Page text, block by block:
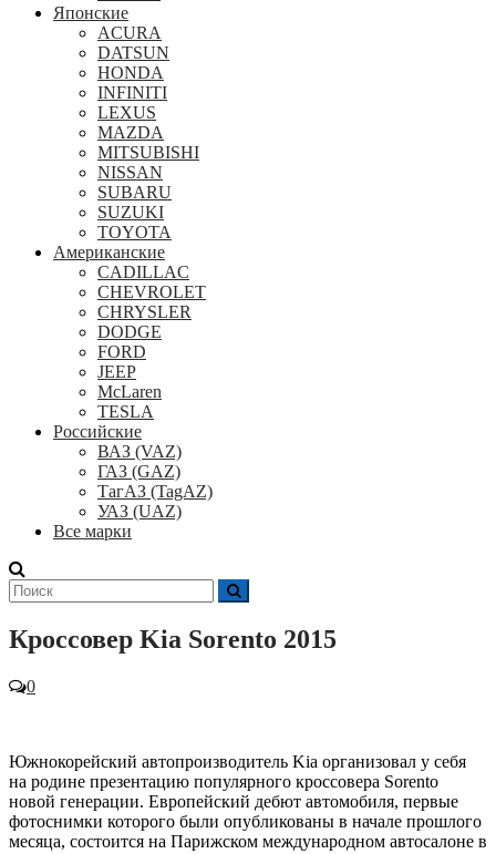
Японские
ACURA
DATSUN
HONDA
INFINITI
LEXUS
MAZDA
MITSUBISHI
NISSAN
SUBARU
SUZUKI
TOYOTA
Американские
CADILLAC
CHEVROLET
CHRYSLER
DODGE
FORD
JEEP
McLaren
TESLA
Российские
ВАЗ (VAZ)
ГАЗ (GAZ)
ТагАЗ (TagAZ)
УАЗ (UAZ)
Все марки
Поиск
для:
Кроссовер Kia Sorento 2015
0
Южнокорейский автопроизводитель Kia организовал у себя
на родине презентацию популярного кроссовера Sorento
новой генерации. Европейский дебют автомобиля, первые
фотоснимки которого были опубликованы в начале прошлого
месяца, состоится на Парижском международном автосалоне в